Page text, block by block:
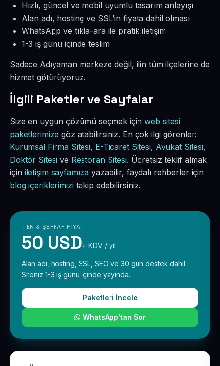
Hızlı, güncel ve mobil uyumlu tasarım anlayışı
Alan adı, hosting ve SSL’in fiyata dahil olması
WhatsApp ve tıkla-ara ile pratik iletişim
1-3 iş günü içinde teslim
Sadece Adıyaman merkeze değil, ilin tüm ilçelerine de
hizmet götürüyoruz.
İlgili Paketler ve Sayfalar
Size en uygun çözümü seçmek için web sitesi
paketlerimize göz atabilirsiniz. En çok ilgi görenler:
Kurumsal Firma Sitesi, E-Ticaret Sitesi, Avukat Sitesi,
Doktor Sitesi ve Restoran Sitesi. Ücretsiz teklif almak
için iletişim sayfamıza yazabilir, faydalı rehberler için
blog içeriklerimizi takip edebilirsiniz.
TEK & ŞEFFAF FIYAT
50 USD+ KDV / yıl
Alan adı, hosting, SSL, SEO ve 30 gün destek dahil.
Siteniz 1-3 iş günü içinde yayında.
Paketleri İncele
WhatsApp'tan Sor